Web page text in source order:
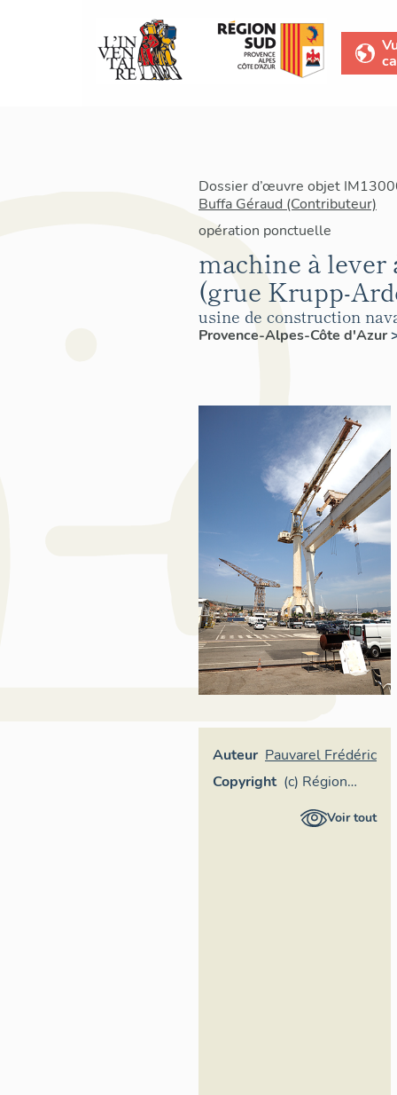
Dossier d’œuvre objet
Buffa Géraud (Contributeur)
opération ponctuelle
machine à lever
(grue Krupp-
usine de construction
Provence-Alpes-Côte d'Azur
Auteur Pauvarel Frédéric
Copyright (c) Région
Provence-Voir tout